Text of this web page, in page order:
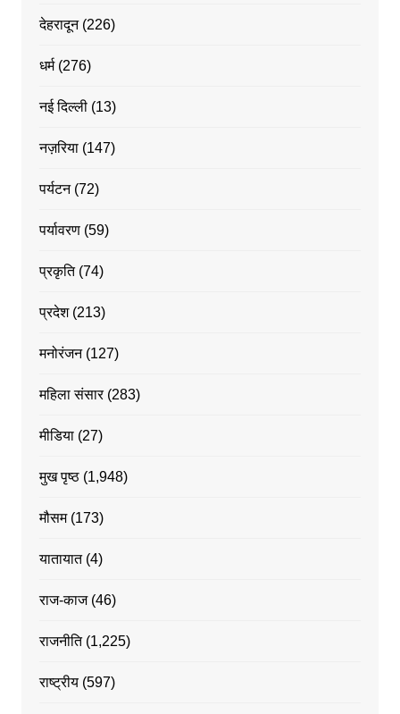
देहरादून(226)
धर्म(276)
नई दिल्ली(13)
नज़रिया(147)
पर्यटन(72)
पर्यावरण(59)
प्रकृति(74)
प्रदेश(213)
मनोरंजन(127)
महिला संसार(283)
मीडिया(27)
मुख पृष्ठ(1,948)
मौसम(173)
यातायात(4)
राज-काज(46)
राजनीति(1,225)
राष्ट्रीय(597)